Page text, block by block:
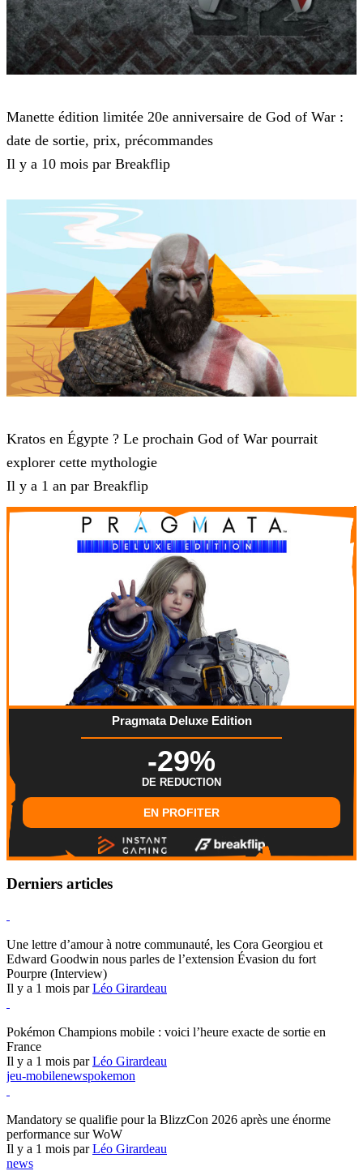
Manette édition limitée 20e anniversaire de God of War :
date de sortie, prix, précommandes
Il y a 10 mois par Breakflip
Kratos en Égypte ? Le prochain God of War pourrait
explorer cette mythologie
Il y a 1 an par Breakflip
Pragmata Deluxe Edition
-29%
DE REDUCTION
EN PROFITER
Derniers articles
Une lettre d’amour à notre communauté, les Cora Georgiou et
Edward Goodwin nous parles de l’extension Évasion du fort
Pourpre (Interview)
Il y a 1 mois parLéo Girardeau
Pokémon Champions mobile : voici l’heure exacte de sortie en
France
Il y a 1 mois parLéo Girardeau
jeu-mobilenewspokemon
Mandatory se qualifie pour la BlizzCon 2026 après une énorme
performance sur WoW
Il y a 1 mois parLéo Girardeau
news